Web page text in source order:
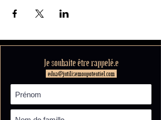
Je souhaite être rappelé.e
edna@jutilisemonpotentiel.com